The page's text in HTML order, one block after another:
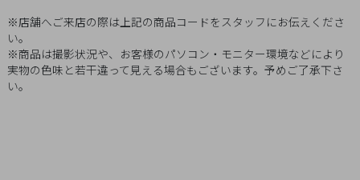
※店舗へご来店の際は上記の商品コードをスタッフにお伝えくださ
い。
※商品は撮影状況や、お客様のパソコン・モニター環境などにより
実物の色味と若干違って見える場合もございます。予めご了承下さ
い。
リ
シ
ー